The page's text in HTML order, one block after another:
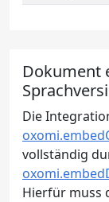
Dokument
Die
vollständig
Hierfür muss